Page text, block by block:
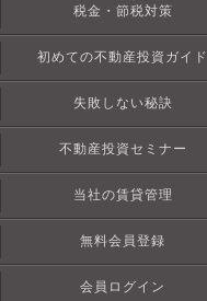
税金・節税対策
初めての不動産投資ガイド
失敗しない秘訣
不動産投資セミナー
当社の賃貸管理
無料会員登録
会員ログイン